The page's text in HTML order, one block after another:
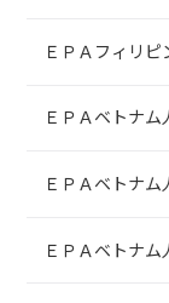
ＥＰＡフィリ
ＥＰＡベトナ
ＥＰＡベトナ
ＥＰＡベトナ